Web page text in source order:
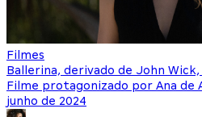
Filmes
Ballerina, derivado de John
Filme protagonizado por Ana de
junho de 2024